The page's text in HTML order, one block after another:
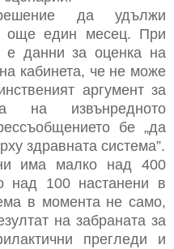
да удължи
още един месец. При
е данни за оценка на
кабинета, че не може
аргумент за
на извънредното
бе „да
здравната система”.
има малко над 400
над 100 настанени в
в момента не само,
на забраната за
прегледи и